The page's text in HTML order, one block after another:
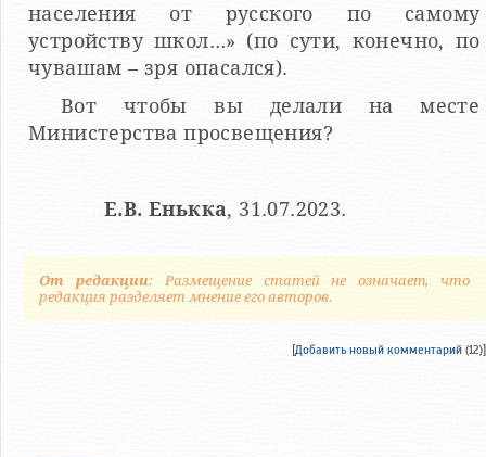
населения от русского по самому
устройству школ…» (по сути, конечно, по
чувашам – зря опасался).
Вот чтобы вы делали на месте
Министерства просвещения?
Е.В. Енькка, 31.07.2023.
От редакции: Размещение статей не означает, что
редакция разделяет мнение его авторов.
[Добавить новый комментарий (12)]